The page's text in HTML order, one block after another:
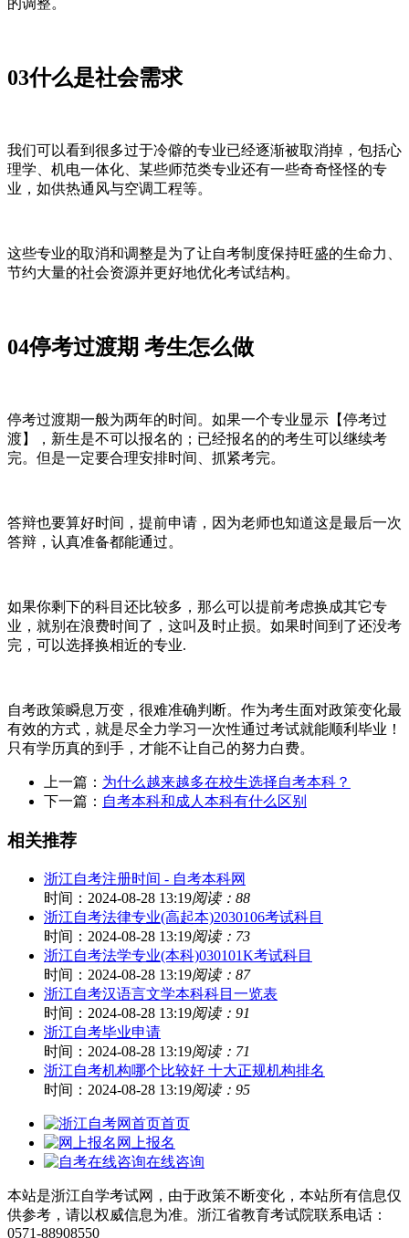
的调整。
03什么是社会需求
我们可以看到很多过于冷僻的专业已经逐渐被取消掉，包括心
理学、机电一体化、某些师范类专业还有一些奇奇怪怪的专
业，如供热通风与空调工程等。
这些专业的取消和调整是为了让自考制度保持旺盛的生命力、
节约大量的社会资源并更好地优化考试结构。
04停考过渡期 考生怎么做
停考过渡期一般为两年的时间。如果一个专业显示【停考过
渡】，新生是不可以报名的；已经报名的的考生可以继续考
完。但是一定要合理安排时间、抓紧考完。
答辩也要算好时间，提前申请，因为老师也知道这是最后一次
答辩，认真准备都能通过。
如果你剩下的科目还比较多，那么可以提前考虑换成其它专
业，就别在浪费时间了，这叫及时止损。如果时间到了还没考
完，可以选择换相近的专业.
自考政策瞬息万变，很难准确判断。作为考生面对政策变化最
有效的方式，就是尽全力学习一次性通过考试就能顺利毕业！
只有学历真的到手，才能不让自己的努力白费。
上一篇： 为什么越来越多在校生选择自考本科？
下一篇： 自考本科和成人本科有什么区别
相关推荐
浙江自考注册时间 - 自考本科网
时间：2024-08-28 13:19阅读：88
浙江自考法律专业(高起本)2030106考试科目
时间：2024-08-28 13:19阅读：73
浙江自考法学专业(本科)030101K考试科目
时间：2024-08-28 13:19阅读：87
浙江自考汉语言文学本科科目一览表
时间：2024-08-28 13:19阅读：91
浙江自考毕业申请
时间：2024-08-28 13:19阅读：71
浙江自考机构哪个比较好 十大正规机构排名
时间：2024-08-28 13:19阅读：95
首页
网上报名
在线咨询
本站是浙江自学考试网，由于政策不断变化，本站所有信息仅
供参考，请以权威信息为准。浙江省教育考试院联系电话：
0571-88908550